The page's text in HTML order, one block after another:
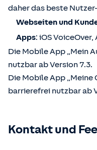
daher das beste
Webseiten und
Apps: iOS
Die Mobile App „Mein
nutzbar ab Version 7.3.
Die Mobile App „Meine
barrierefrei nutzbar ab
Kontakt und